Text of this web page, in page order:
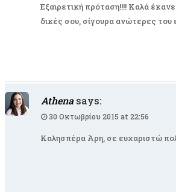
Εξαιρετική πρόταση!!!! Καλά
δικές σου, σίγουρα ανώτερες του
Athena says:
30 Οκτωβρίου 2015 at 22:56
Καλησπέρα Άρη, σε ευχαριστώ